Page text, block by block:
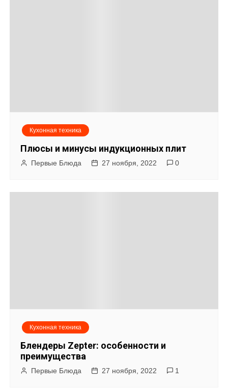
Кухонная техника
Плюсы и минусы индукционных плит
Первые Блюда 27 ноября, 2022 0
Кухонная техника
Блендеры Zepter: особенности и
преимущества
Первые Блюда 27 ноября, 2022 1